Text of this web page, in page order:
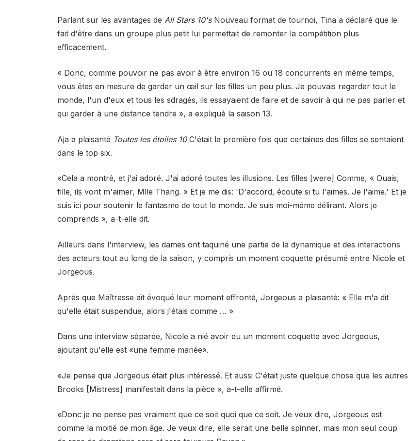
Parlant sur les avantages de All Stars 10'sNouveau format de tournoi, Tina a déclaré que le
fait d'être dans un groupe plus petit lui permettait de remonter la compétition plus
efficacement.
« Donc, comme pouvoir ne pas avoir à être environ 16 ou 18 concurrents en même temps,
vous êtes en mesure de garder un œil sur les filles un peu plus. Je pouvais regarder tout le
monde, l'un d'eux et tous les sdragés, ils essayaient de faire et de savoir à qui ne pas parler et
qui garder à une distance tendre », a expliqué la saison 13.
Aja a plaisanté Toutes les étoiles 10C'était la première fois que certaines des filles se sentaient
dans le top six.
«Cela a montré, et j'ai adoré. J'ai adoré toutes les illusions. Les filles [were] Comme, « Ouais,
fille, ils vont m'aimer, Mlle Thang. » Et je me dis: 'D'accord, écoute si tu l'aimes. Je l'aime.' Et je
suis ici pour soutenir le fantasme de tout le monde. Je suis moi-même délirant. Alors je
comprends », a-t-elle dit.
Ailleurs dans l'interview, les dames ont taquiné une partie de la dynamique et des interactions
des acteurs tout au long de la saison, y compris un moment coquette présumé entre Nicole et
Jorgeous.
Après que Maîtresse ait évoqué leur moment effronté, Jorgeous a plaisanté: « Elle m'a dit
qu'elle était suspendue, alors j'étais comme … »
Dans une interview séparée, Nicole a nié avoir eu un moment coquette avec Jorgeous,
ajoutant qu'elle est «une femme mariée».
«Je pense que Jorgeous était plus intéressé. Et aussi C'était juste quelque chose que les autres
Brooks [Mistress] manifestait dans la pièce », a-t-elle affirmé.
«Donc je ne pense pas vraiment que ce soit quoi que ce soit. Je veux dire, Jorgeous est
comme la moitié de mon âge. Je veux dire, elle serait une belle spinner, mais mon seul coup